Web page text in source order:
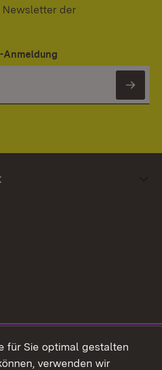
Newsletter der
Anmeldung
für Sie optimal gestalten
verwenden wir